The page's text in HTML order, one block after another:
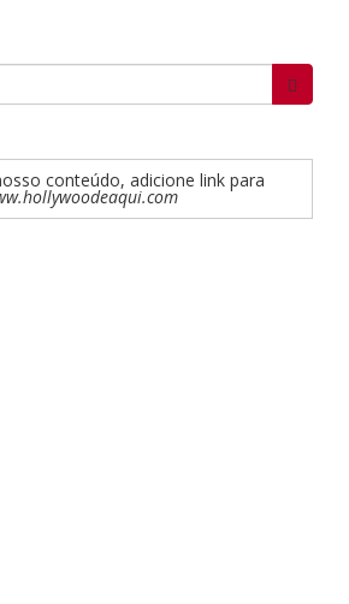
conteúdo, adicione link para